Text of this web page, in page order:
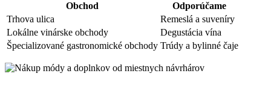
Obchod
Odporúčame
Trhova ulica
Remeslá a suveníry
Lokálne vinárske obchody
Degustácia vína
Špecializované gastronomické obchody Trúdy a bylinné čaje